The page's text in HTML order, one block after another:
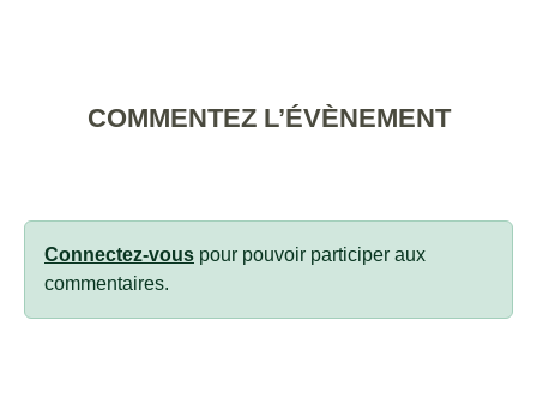
COMMENTEZ L’ÉVÈNEMENT
Connectez-vous pour pouvoir participer aux
commentaires.